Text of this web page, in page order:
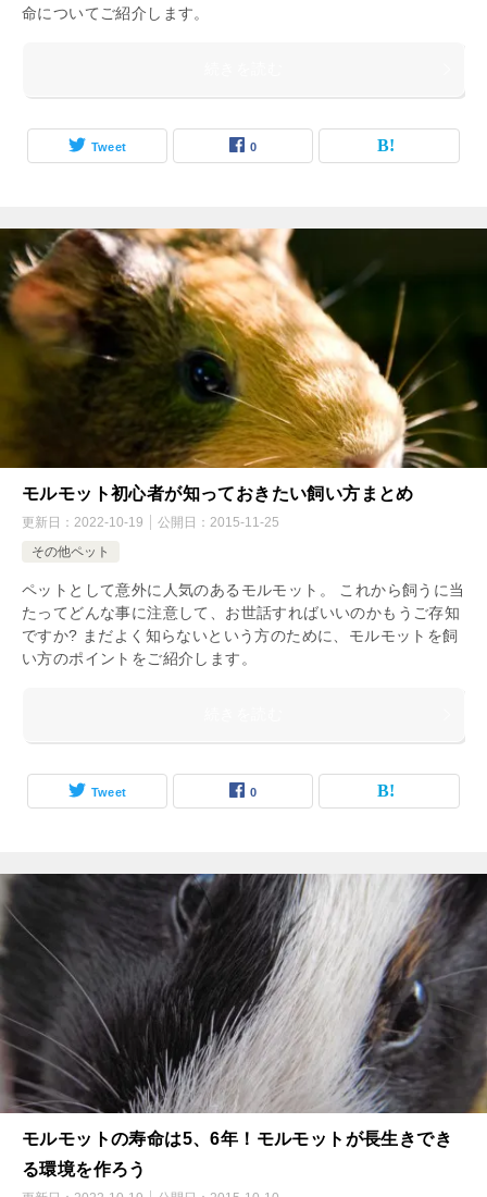
命についてご紹介します。
Tweet 0
モルモット初心者が知っておきたい飼い方まとめ
更新日： 2022-10-19 公開日： 2015-11-25
その他ペット
ペットとして意外に人気のあるモルモット。 これから飼うに当
たってどんな事に注意して、お世話すればいいのかもうご存知
ですか? まだよく知らないという方のために、モルモットを飼
い方のポイントをご紹介します。
Tweet 0
モルモットの寿命は5、6年！モルモットが長生きでき
る環境を作ろう